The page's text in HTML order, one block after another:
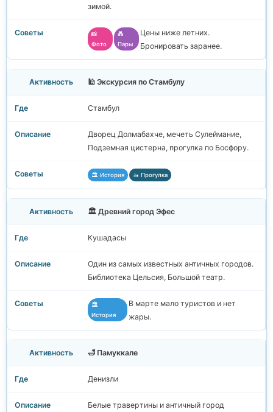
зимой.
📸
Фото
💑
Пары
Цены ниже летних.
Бронировать заранее.
🕌 Экскурсия по Стамбулу
Стамбул
Дворец Долмабахче, мечеть Сулеймание,
Подземная цистерна, прогулка по Босфору.
🏛️ История 🚤 Прогулка
🏛️ Древний город Эфес
Кушадасы
Один из самых известных античных городов.
Библиотека Цельсия, Большой театр.
🏛️
История
В марте мало туристов и нет
жары.
🛁 Памуккале
Денизли
Белые травертины и античный город